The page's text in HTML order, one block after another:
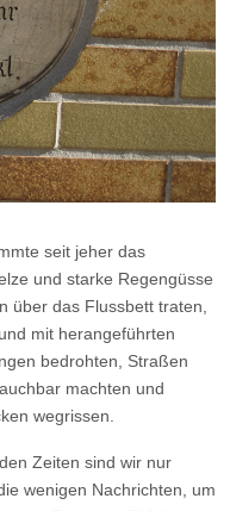
seit jeher das
und starke Regengüsse
über das Flussbett traten,
mit herangeführten
bedrohten, Straßen
machten und
wegrissen.
Zeiten sind wir nur
wenigen Nachrichten, um